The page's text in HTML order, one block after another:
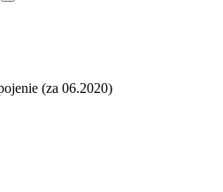
(za 06.2020)